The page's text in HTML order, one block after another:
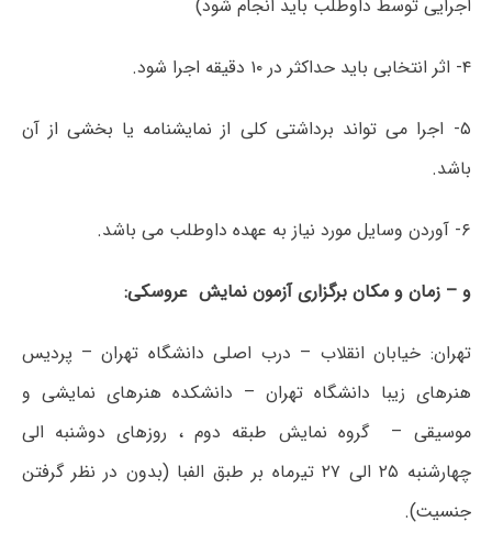
اجرایی توسط داوطلب باید انجام شود)
۴- اثر انتخابی باید حداکثر در ۱۰ دقیقه اجرا شود.
۵- اجرا می تواند برداشتی کلی از نمایشنامه یا بخشی از آن
باشد.
۶- آوردن وسایل مورد نیاز به عهده داوطلب می باشد.
و – زمان و مکان برگزاری آزمون نمایش عروسکی:
تهران: خیابان انقلاب – درب اصلی دانشگاه تهران – پردیس
هنرهای زیبا دانشگاه تهران – دانشکده هنرهای نمایشی و
موسیقی – گروه نمایش طبقه دوم ، روزهای دوشنبه الی
چهارشنبه ۲۵ الی ۲۷ تیرماه بر طبق الفبا (بدون در نظر گرفتن
جنسیت).